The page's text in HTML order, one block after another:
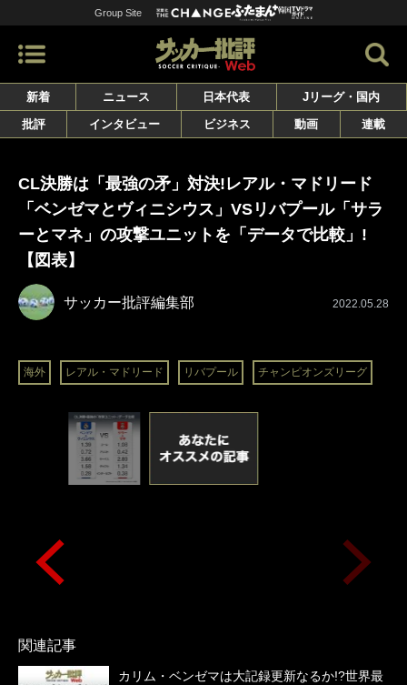
Group Site
新着 ニュース 日本代表
Jリーグ・国内
批評
インタビュー ビジネス 動画 連載
CL決勝は「最強の矛」対決!レアル・マドリード
「ベンゼマとヴィニシウス」VSリバプール「サラ
ーとマネ」の攻撃ユニットを「データで比較」!
【図表】
サッカー批評編集部 2022.05.28
海外 レアル・マドリード リバプール チャンピオンズリーグ
関連記事
カリム・ベンゼマは大記録更新なるか!?世界最